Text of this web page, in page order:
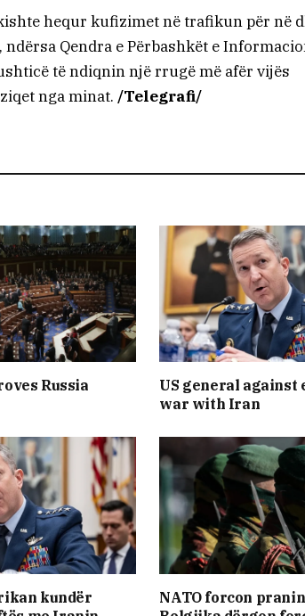
hequr kufizimet në trafikun për në
Qendra e Përbashkët e
të ndiqnin një rrugë më afër vijës
nga minat. /Telegrafi/
Russia
US general against
war with Iran
kundër
NATO forcon